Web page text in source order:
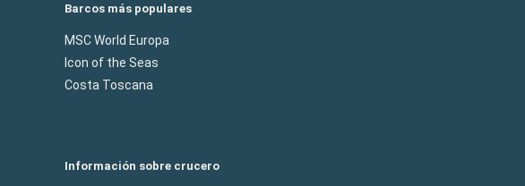
Barcos más populares
MSC World Europa
Icon of the Seas
Costa Toscana
Información sobre crucero